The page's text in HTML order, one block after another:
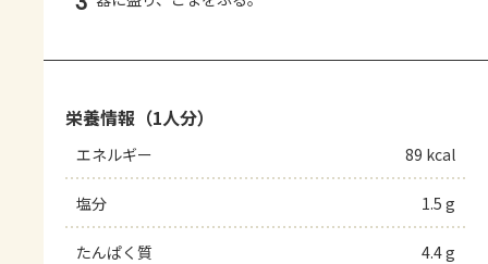
栄養情報（1人分）
エネルギー 89 kcal
塩分 1.5 g
たんぱく質 4.4 g